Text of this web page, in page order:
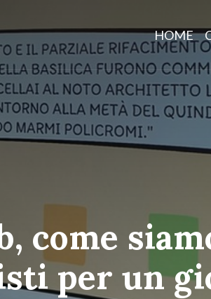
HOME
come
per un